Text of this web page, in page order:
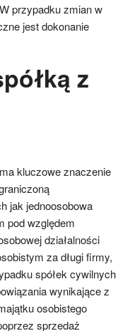
przypadku zmian w
jest dokonanie
z
kluczowe znaczenie
jak jednoosobowa
pod względem
działalności
za długi firmy,
spółek cywilnych
wynikające z
osobistego
sprzedaż